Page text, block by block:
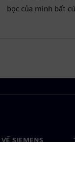
bọc của mình bất
SIEMENS